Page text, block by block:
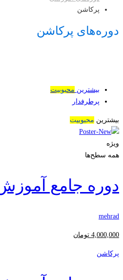
پرکاشن
دوره‌های پرکاشن
بیشترین محبوبیت
پرطرفدار
بیشترین محبوبیت
ویژه
همه سطح‌ها
دوره جامع
mehrad
4,000,000 تومان
پرکاشن